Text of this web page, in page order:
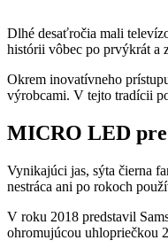
Dlhé desaťročia mali
histórii vôbec po prvýkrát a
Okrem inovatívneho
výrobcami. V tejto tradícii
MICRO LED pre
Vynikajúci jas, sýta čierna
nestráca ani po rokoch
V roku 2018 predstavil
ohromujúcou uhlopriečkou